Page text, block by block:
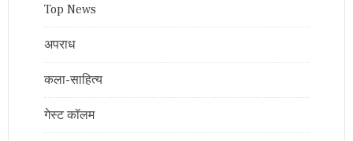
Top News
अपराध
कला-साहित्य
गेस्ट कॉलम